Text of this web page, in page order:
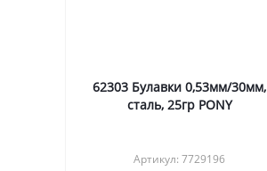
62303 Булавки 0,53мм/30мм,
сталь, 25гр PONY
Артикул: 7729196